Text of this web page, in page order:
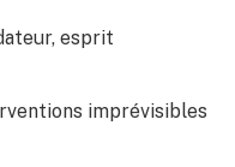
esprit
imprévisibles